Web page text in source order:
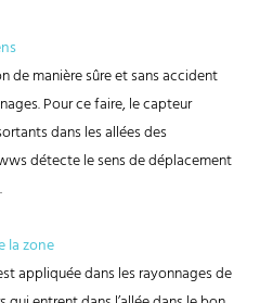
de manière sûre et sans accident
Pour ce faire, le capteur
dans les allées des
détecte le sens de déplacement
la zone
appliquée dans les rayonnages de